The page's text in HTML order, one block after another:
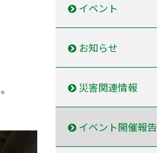
イベント
お知らせ
災害関連情報
イベント開催報告